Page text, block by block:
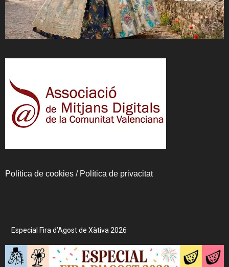
Política de cookies / Política de privacitat
Especial Fira d’Agost de Xàtiva 2026